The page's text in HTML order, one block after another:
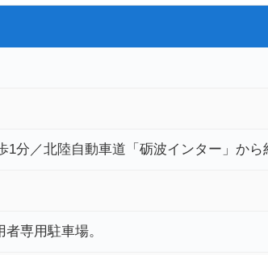
／北陸自動車道「砺波インター」から
専用駐車場。